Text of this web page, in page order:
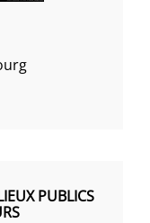
PUBLICS